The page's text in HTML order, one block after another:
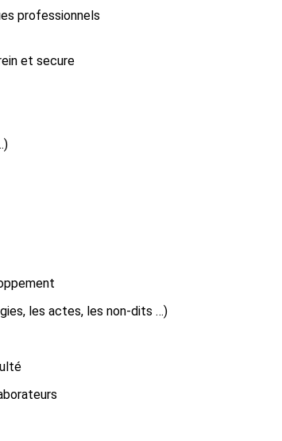
professionnels
et secure
les actes, les non-dits …)